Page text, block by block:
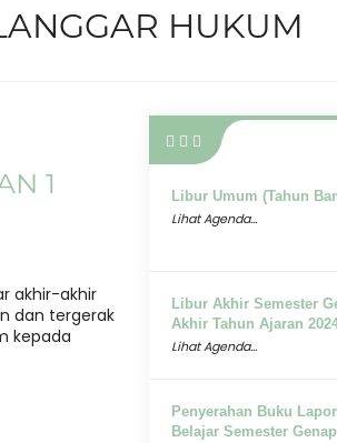
HUKUM
1
akhir-akhir
dan tergerak
kepada
Libur Umum (Tahun
Lihat Agenda...
Libur Akhir Semester
Akhir Tahun Ajaran
Lihat Agenda...
Penyerahan Buku
Belajar Semester Genap